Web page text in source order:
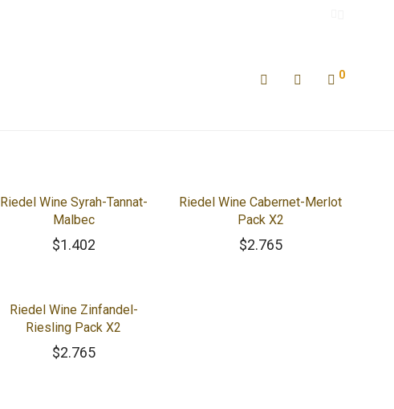
0
Riedel Wine Syrah-Tannat-
Malbec
$1.402
Riedel Wine Cabernet-Merlot
Pack X2
$2.765
Riedel Wine Zinfandel-
Riesling Pack X2
$2.765